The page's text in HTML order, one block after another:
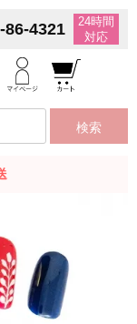
86-4321
24時間
対応
検索